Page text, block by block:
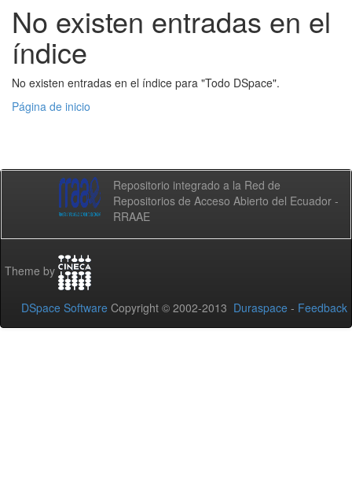
No existen entradas en el
índice
No existen entradas en el índice para "Todo DSpace".
Página de inicio
Repositorio integrado a la Red de
Repositorios de Acceso Abierto del Ecuador -
RRAAE
Theme by
DSpace Software Copyright © 2002-2013 Duraspace - Feedback